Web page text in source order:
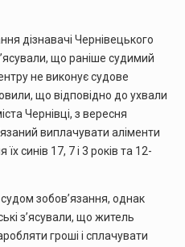
дізнавачі Чернівецького
що раніше судимий
не виконує судове
що відповідно до ухвали
Чернівці, з вересня
виплачувати аліменти
синів 17, 7 і 3 років та 12-
зобов’язання, однак
з’ясували, що житель
гроші і сплачувати